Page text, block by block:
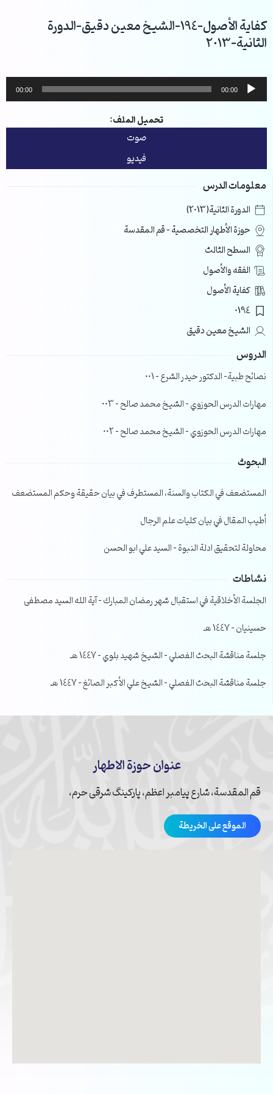
إلى
المحتوى
كفاية الأصول-194-الشيخ معين دقيق-الدورة
الثانية-2013
مشغل
الصوت
00:00
00:00
تحميل الملف:
صوت
فيديو
معلومات الدرس
الدورة الثانية(2013)
حوزة الأطهار التخصصية – قم المقدسة
السطح الثالث
الفقه والأصول
كفاية الأصول
0194
الشيخ معين دقيق
الدروس
نصائح طبية- الدكتور حيدر الشرع – 001
مهارات الدرس الحوزوي – الشيخ محمد صالح – 003
مهارات الدرس الحوزوي – الشيخ محمد صالح – 002
البحوث
المستضعف في الكتاب والسنة، المستطرف في بيان حقيقة وحكم المستضعف
أطيب المقال في بيان كليات علم الرجال
محاولة لتحقيق ادلة النبوة – السيد علي ابو الحسن
نشاطات
الجلسة الأخلاقية في استقبال شهر رمضان المبارك – آية الله السيد مصطفى
حسينيان – 1447 هـ
جلسة مناقشة البحث الفصلي – الشيخ شهيد بلوي – 1447 هـ
جلسة مناقشة البحث الفصلي – الشيخ علي الأكبر الصائغ – 1447 هـ
عنوان حوزة الاطهار
قم المقدسة، شارع پیامبر اعظم، پارکینگ شرقی حرم،
الموقع على الخريطة